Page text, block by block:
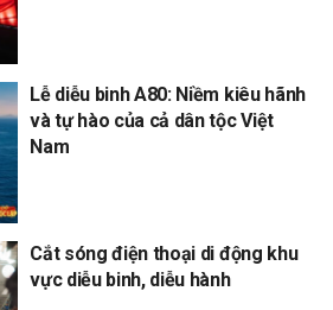
Lễ diễu binh A80: Niềm kiêu hãnh
và tự hào của cả dân tộc Việt
Nam
Cắt sóng điện thoại di động khu
vực diễu binh, diễu hành